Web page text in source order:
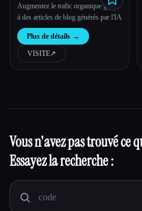
Augmentez le trafic organique grâce
à des articles de blog générés par l'IA
Plus de détails →
VISITE↗︎
Vous n'avez pas trouvé ce
Essayez la recherche :